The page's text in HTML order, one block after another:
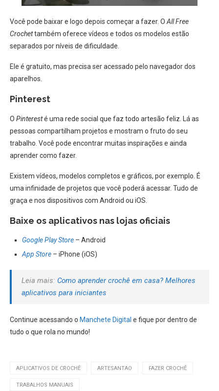
Você pode baixar e logo depois começar a fazer. O All Free
Crochettambém oferece vídeos e todos os modelos estão
separados por níveis de dificuldade.
Ele é gratuito, mas precisa ser acessado pelo navegador dos
aparelhos.
Pinterest
O Pinteresté uma rede social que faz todo artesão feliz. Lá as
pessoas compartilham projetos e mostram o fruto do seu
trabalho. Você pode encontrar muitas inspirações e ainda
aprender como fazer.
Existem vídeos, modelos completos e gráficos, por exemplo. É
uma infinidade de projetos que você poderá acessar. Tudo de
graça e nos dispositivos com Android ou iOS.
Baixe os aplicativos nas lojas oficiais
Google Play Store – Android
App Store – iPhone (iOS)
Leia mais: Como aprender crochê em casa? Melhores
aplicativos para iniciantes
Continue acessando o Manchete Digital e fique por dentro de
tudo o que rola no mundo!
APLICATIVOS DE CROCHÊ ARTESANTAO FAZER CROCHÊ
TRABALHOS MANUAIS